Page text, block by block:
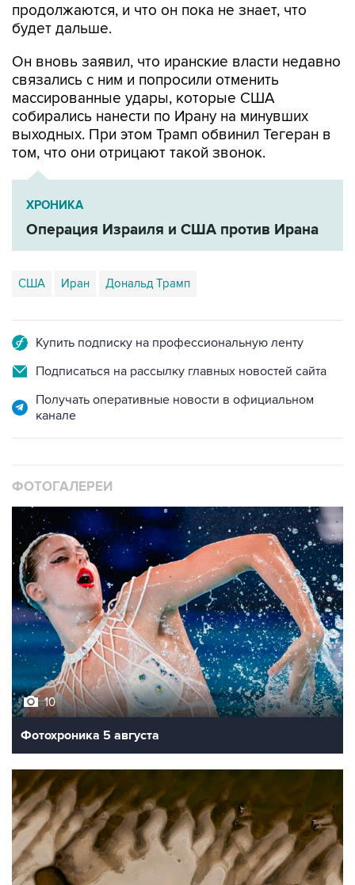
продолжаются, и что он пока не знает, что
будет дальше.
Он вновь заявил, что иранские власти недавно
связались с ним и попросили отменить
массированные удары, которые США
собирались нанести по Ирану на минувших
выходных. При этом Трамп обвинил Тегеран в
том, что они отрицают такой звонок.
ХРОНИКА
Операция Израиля и США против Ирана
США Иран Дональд Трамп
Купить подписку на профессиональную ленту
Подписаться на рассылку главных новостей сайта
Получать оперативные новости в официальном
канале
ФОТОГАЛЕРЕИ
10
Фотохроника 5 августа